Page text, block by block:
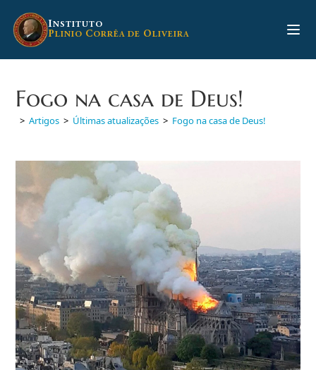
para
INSTITUTO
PLINIO CORRÊA DE OLIVEIRA
Fogo na casa de Deus!
> Artigos > Últimas atualizações > Fogo na casa de Deus!